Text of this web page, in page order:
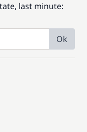
last minute:
Ok